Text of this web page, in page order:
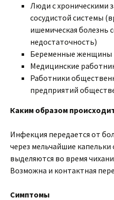
Люди с хроническими
сосудистой системы
ишемическая болезнь
недостаточность)
Беременные женщины
Медицинские
Работники
предприятий
Каким образом
Инфекция передается от
через мельчайшие
выделяются во время
Возможна и контактная
Симптомы